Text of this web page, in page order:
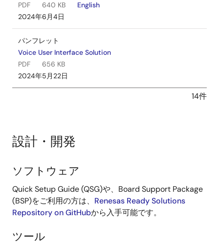
PDF
640 KB
English
2024年6月4日
パンフレット
Voice User Interface Solution
PDF
656 KB
2024年5月22日
14件
設計・開発
設
計・
開
発
ソフトウェア
Quick Setup Guide (QSG)や、Board Support Package
(BSP)をご利用の方は、 Renesas Ready Solutions
Repository on GitHubから入手可能です。
ツール